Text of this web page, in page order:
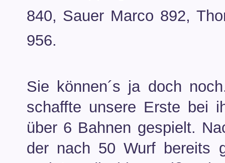
840, Sauer Marco 892,
956.
Sie können´s ja doch
schaffte unsere Erste bei
über 6 Bahnen gespielt.
der nach 50 Wurf bereits